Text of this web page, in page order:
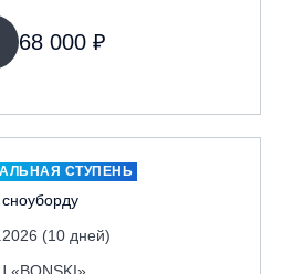
68 000 ₽
СТУПЕНЬ
(10 дней)